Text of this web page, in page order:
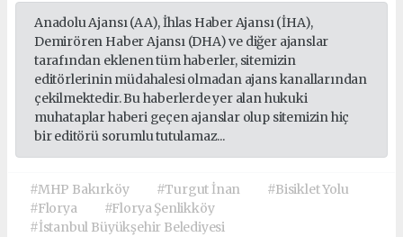
Anadolu Ajansı (AA), İhlas Haber Ajansı (İHA),
Demirören Haber Ajansı (DHA) ve diğer ajanslar
tarafından eklenen tüm haberler, sitemizin
editörlerinin müdahalesi olmadan ajans kanallarından
çekilmektedir. Bu haberlerde yer alan hukuki
muhataplar haberi geçen ajanslar olup sitemizin hiç
bir editörü sorumlu tutulamaz...
#MHP Bakırköy #Turgut İnan
#Bisiklet Yolu
#Florya
#Florya Şenlikköy
#İstanbul Büyükşehir Belediyesi